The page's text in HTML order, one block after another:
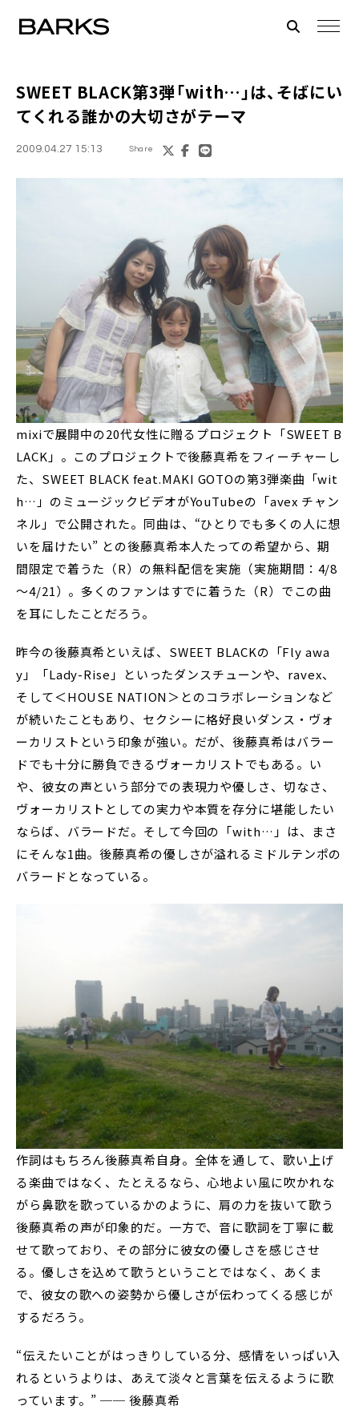
SWEET BLACK第3弾「with…」は、そばにい
てくれる誰かの大切さがテーマ
2009.04.27 15:13 Share
mixiで展開中の20代女性に贈るプロジェクト「SWEET B
LACK」。このプロジェクトで後藤真希をフィーチャーし
た、SWEET BLACK feat.MAKI GOTOの第3弾楽曲「wit
h…」のミュージックビデオがYouTubeの「avex チャン
ネル」で公開された。同曲は、“ひとりでも多くの人に想
いを届けたい” との後藤真希本人たっての希望から、期
間限定で着うた（R）の無料配信を実施（実施期間：4/8
～4/21）。多くのファンはすでに着うた（R）でこの曲
を耳にしたことだろう。
昨今の後藤真希といえば、SWEET BLACKの「Fly awa
y」「Lady-Rise」といったダンスチューンや、ravex、
そして＜HOUSE NATION＞とのコラボレーションなど
が続いたこともあり、セクシーに格好良いダンス・ヴォ
ーカリストという印象が強い。だが、後藤真希はバラー
ドでも十分に勝負できるヴォーカリストでもある。い
や、彼女の声という部分での表現力や優しさ、切なさ、
ヴォーカリストとしての実力や本質を存分に堪能したい
ならば、バラードだ。そして今回の「with…」は、まさ
にそんな1曲。後藤真希の優しさが溢れるミドルテンポの
バラードとなっている。
作詞はもちろん後藤真希自身。全体を通して、歌い上げ
る楽曲ではなく、たとえるなら、心地よい風に吹かれな
がら鼻歌を歌っているかのように、肩の力を抜いて歌う
後藤真希の声が印象的だ。一方で、音に歌詞を丁寧に載
せて歌っており、その部分に彼女の優しさを感じさせ
る。優しさを込めて歌うということではなく、あくま
で、彼女の歌への姿勢から優しさが伝わってくる感じが
するだろう。
“伝えたいことがはっきりしている分、感情をいっぱい入
れるというよりは、あえて淡々と言葉を伝えるように歌
っています。” ── 後藤真希